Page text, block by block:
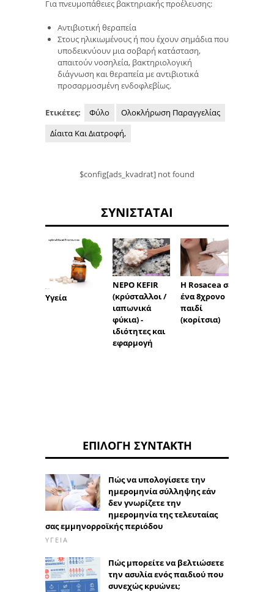
Για πνευμοπάθειες βακτηριακής προέλευσης:
Αντιβιοτική θεραπεία
Στους ηλικιωμένους ή που έχουν σημάδια που
υποδεικνύουν μια σοβαρή κατάσταση,
απαιτούν νοσηλεία, βακτηριολογική
διάγνωση και θεραπεία με αντιβιοτικά
προσαρμοσμένη ενδοφλεβίως.
Ετικέτες: Φύλο
Ολοκλήρωση Παραγγελίας
Δίαιτα Και Διατροφή,
$config[ads_kvadrat] not found
ΣΥΝΙΣΤΆΤΑΙ
Υγεία
ΝΕΡΟ KEFIR
(κρύσταλλοι /
ιαπωνικά
φύκια) -
ιδιότητες και
εφαρμογή
Η Rosacea σε
ένα 8χρονο
παιδί
(κορίτσια)
ΕΠΙΛΟΓΉ ΣΥΝΤΆΚΤΗ
Πώς να υπολογίσετε την
ημερομηνία σύλληψης εάν
δεν γνωρίζετε την
ημερομηνία της τελευταίας
σας εμμηνορροϊκής περιόδου
ΥΓΕΊΑ
Πώς μπορείτε να βελτιώσετε
την ασυλία ενός παιδιού που
συνεχώς κρυώνει;